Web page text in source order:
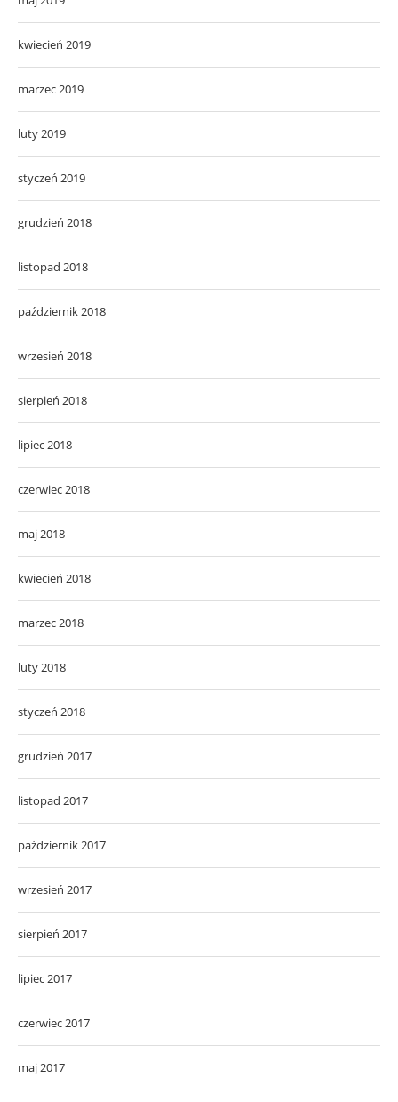
kwiecień 2019
marzec 2019
luty 2019
styczeń 2019
grudzień 2018
listopad 2018
październik 2018
wrzesień 2018
sierpień 2018
lipiec 2018
czerwiec 2018
maj 2018
kwiecień 2018
marzec 2018
luty 2018
styczeń 2018
grudzień 2017
listopad 2017
październik 2017
wrzesień 2017
sierpień 2017
lipiec 2017
czerwiec 2017
maj 2017